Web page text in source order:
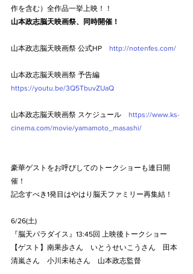
作を含む）全作品一挙上映！！
山本政志脳天映画祭、同時開催！
山本政志脳天映画祭 公式HP http://notenfes.com/
山本政志脳天映画祭 予告編
https://youtu.be/3Q5TbuvZUaQ
山本政志脳天映画祭 スケジュール https://www.ks-
cinema.com/movie/yamamoto_masashi/
豪華ゲストをお呼びしてのトークショーも連日開
催！
記念すべき1発目はやはり脳天ファミリー再集結！
6/26(土)
『脳天パラダイス』13:45回 上映後トークショー
【ゲスト】南果歩さん　いとうせいこうさん　田本
清嵐さん　小川未祐さん　山本政志監督